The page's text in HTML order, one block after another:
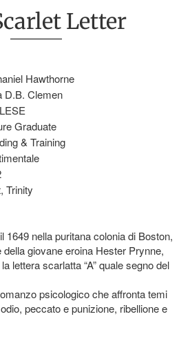
Letter
Hawthorne
D.B. Clemen
Graduate
& Training
Trinity
1649 nella puritana colonia di Boston,
giovane eroina Hester Prynne,
lettera scarlatta “A” quale segno del
psicologico che affronta temi
peccato e punizione, ribellione e